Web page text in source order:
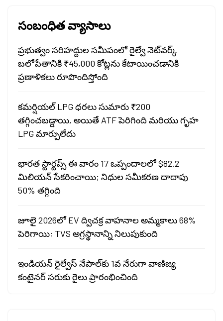
సంబంధిత వ్యాసాలు
ప్రభుత్వం సరిహద్దుల సమీపంలో రైల్వే నెట్‌వర్క్
బలోపేతానికి ₹45,000 కోట్లను కేటాయించడానికి
ప్రణాళికలు రూపొందిస్తోంది
కమర్షియల్ LPG ధరలు సుమారు ₹200
తగ్గించబడ్డాయి, అయితే ATF పెరిగింది మరియు గృహ
LPG మార్పులేదు
భారత స్టార్టప్స్ ఈ వారం 17 ఒప్పందాలలో $82.2
మిలియన్ సేకరించాయి; నిధుల సమీకరణ దాదాపు
50% తగ్గింది
జూలై 2026లో EV ద్విచక్ర వాహనాల అమ్మకాలు 68%
పెరిగాయి; TVS అగ్రస్థానాన్ని నిలుపుకుంది
ఇండియన్ రైల్వేస్ నేపాల్‌కు 1వ నేరుగా వాణిజ్య
కంటైనర్ సరుకు రైలు ప్రారంభించింది